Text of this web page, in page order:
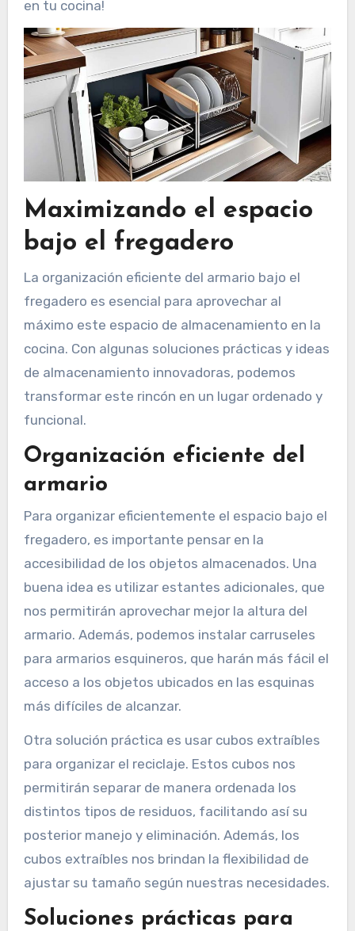
en tu cocina!
Maximizando el espacio
bajo el fregadero
La organización eficiente del armario bajo el
fregadero es esencial para aprovechar al
máximo este espacio de almacenamiento en la
cocina. Con algunas soluciones prácticas y ideas
de almacenamiento innovadoras, podemos
transformar este rincón en un lugar ordenado y
funcional.
Organización eficiente del
armario
Para organizar eficientemente el espacio bajo el
fregadero, es importante pensar en la
accesibilidad de los objetos almacenados. Una
buena idea es utilizar estantes adicionales, que
nos permitirán aprovechar mejor la altura del
armario. Además, podemos instalar carruseles
para armarios esquineros, que harán más fácil el
acceso a los objetos ubicados en las esquinas
más difíciles de alcanzar.
Otra solución práctica es usar cubos extraíbles
para organizar el reciclaje. Estos cubos nos
permitirán separar de manera ordenada los
distintos tipos de residuos, facilitando así su
posterior manejo y eliminación. Además, los
cubos extraíbles nos brindan la flexibilidad de
ajustar su tamaño según nuestras necesidades.
Soluciones prácticas para